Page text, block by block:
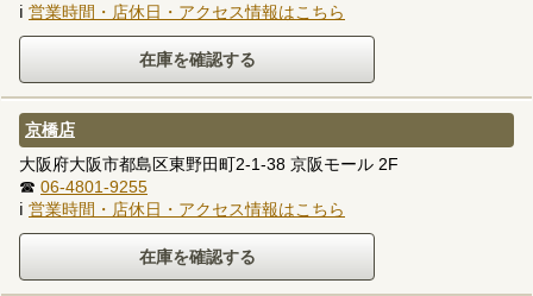
ℹ 営業時間・店休日・アクセス情報はこちら
京橋店
大阪府大阪市都島区東野田町2-1-38 京阪モール 2F
☎ 06-4801-9255
ℹ 営業時間・店休日・アクセス情報はこちら